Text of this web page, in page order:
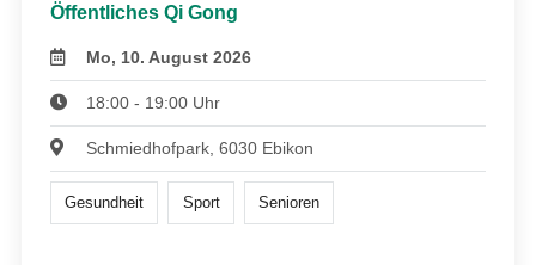
Öffentliches Qi Gong
Mo, 10. August 2026
18:00 - 19:00 Uhr
Schmiedhofpark, 6030 Ebikon
Gesundheit Sport Senioren